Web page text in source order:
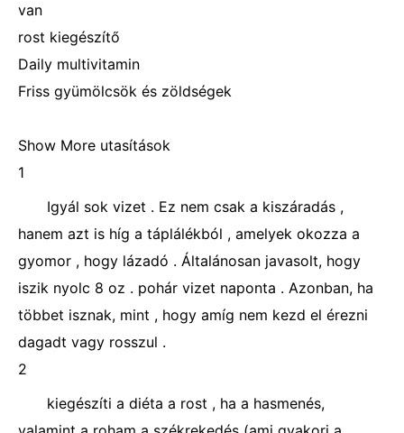
van
rost kiegészítő
Daily multivitamin
Friss gyümölcsök és zöldségek
Show More utasítások
1
Igyál sok vizet . Ez nem csak a kiszáradás ,
hanem azt is híg a táplálékból , amelyek okozza a
gyomor , hogy lázadó . Általánosan javasolt, hogy
iszik nyolc 8 oz . pohár vizet naponta . Azonban, ha
többet isznak, mint , hogy amíg nem kezd el érezni
dagadt vagy rosszul .
2
kiegészíti a diéta a rost , ha a hasmenés,